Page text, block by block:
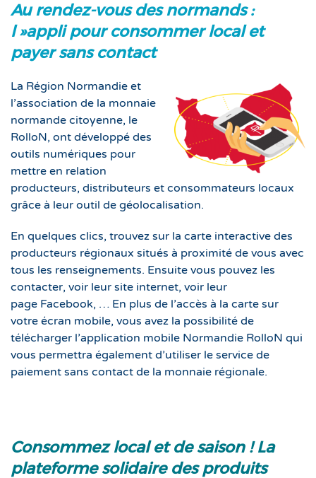
Au rendez-vous des normands :
l »appli pour consommer local et
payer sans contact
La Région Normandie et
l’association de la monnaie
normande citoyenne, le
RolloN, ont développé des
outils numériques pour
mettre en relation
producteurs, distributeurs et consommateurs locaux
grâce à leur outil de géolocalisation.
En quelques clics, trouvez sur la carte interactive des
producteurs régionaux situés à proximité de vous avec
tous les renseignements. Ensuite vous pouvez les
contacter, voir leur site internet, voir leur
page Facebook, … En plus de l’accès à la carte sur
votre écran mobile, vous avez la possibilité de
télécharger l’application mobile Normandie RolloN qui
vous permettra également d’utiliser le service de
paiement sans contact de la monnaie régionale.
Consommez local et de saison ! La
plateforme solidaire des produits